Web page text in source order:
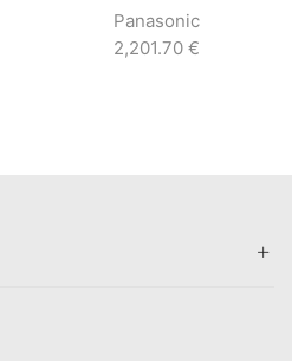
Panasonic
2,201.70 €